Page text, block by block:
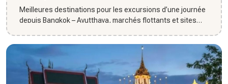
Meilleures destinations pour les excursions d’une journée
depuis Bangkok – Ayutthaya, marchés flottants et sites